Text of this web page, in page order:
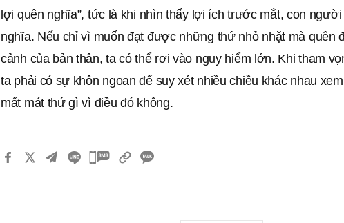
lợi quên nghĩa”, tức là khi nhìn thấy lợi ích trước mắt, con
nghĩa. Nếu chỉ vì muốn đạt được những thứ nhỏ nhặt mà quên
cảnh của bản thân, ta có thể rơi vào nguy hiểm lớn. Khi tham
ta phải có sự khôn ngoan để suy xét nhiều chiều khác nhau
mất mát thứ gì vì điều đó không.
카